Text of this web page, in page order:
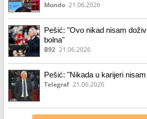
Mondo 21.06.2026
Pešić: "Ovo nikad nisam
bolna"
B92 21.06.2026
Pešić: "Nikada u karijeri
Telegraf 21.06.2026